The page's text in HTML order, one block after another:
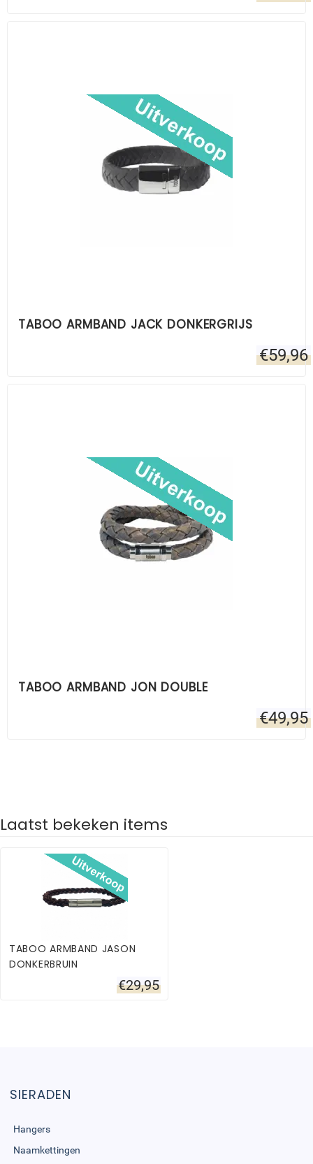
TABOO ARMBAND JACK DONKERGRIJS
€59,96
TABOO ARMBAND JON DOUBLE
€49,95
Laatst bekeken items
TABOO ARMBAND JASON
DONKERBRUIN
€29,95
SIERADEN
Hangers
Naamkettingen